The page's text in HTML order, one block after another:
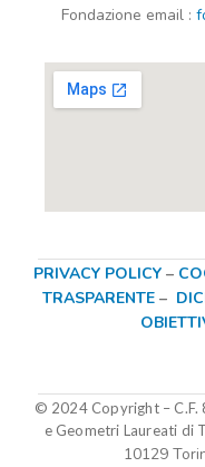
Fondazione email :
PRIVACY POLICY –
TRASPARENTE –
© 2024 Copyright –
e Geometri Laureati di
10129